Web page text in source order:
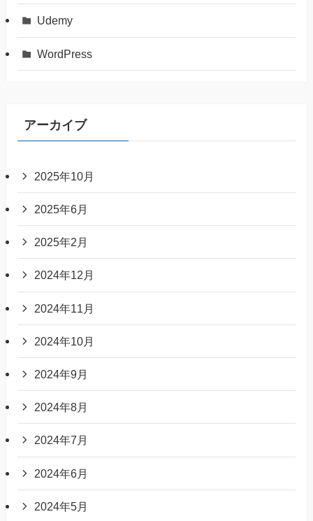
Udemy
WordPress
アーカイブ
2025年10月
2025年6月
2025年2月
2024年12月
2024年11月
2024年10月
2024年9月
2024年8月
2024年7月
2024年6月
2024年5月